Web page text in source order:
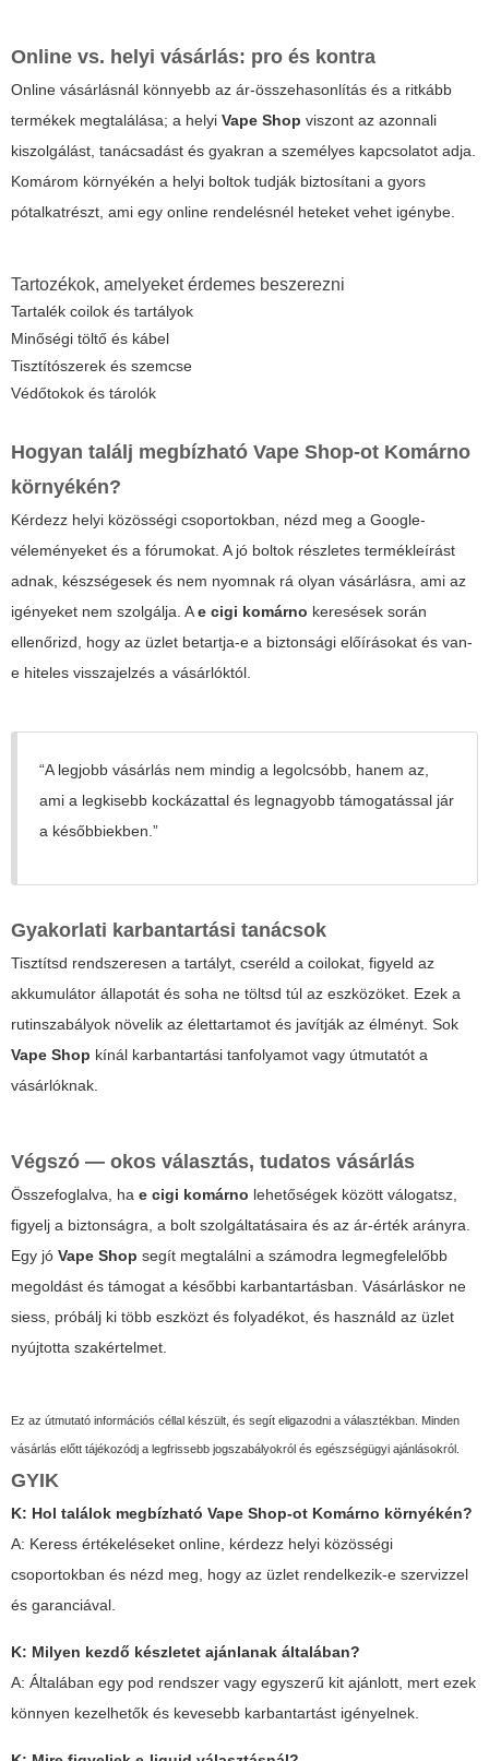
Online vs. helyi vásárlás: pro és kontra
Online vásárlásnál könnyebb az ár-összehasonlítás és a ritkább
termékek megtalálása; a helyi Vape Shop viszont az azonnali
kiszolgálást, tanácsadást és gyakran a személyes kapcsolatot adja.
Komárom környékén a helyi boltok tudják biztosítani a gyors
pótalkatrészt, ami egy online rendelésnél heteket vehet igénybe.
Tartozékok, amelyeket érdemes beszerezni
Tartalék coilok és tartályok
Minőségi töltő és kábel
Tisztítószerek és szemcse
Védőtokok és tárolók
Hogyan találj megbízható Vape Shop-ot Komárno
környékén?
Kérdezz helyi közösségi csoportokban, nézd meg a Google-
véleményeket és a fórumokat. A jó boltok részletes termékleírást
adnak, készségesek és nem nyomnak rá olyan vásárlásra, ami az
igényeket nem szolgálja. Ae cigi komárno keresések során
ellenőrizd, hogy az üzlet betartja-e a biztonsági előírásokat és van-
e hiteles visszajelzés a vásárlóktól.
“A legjobb vásárlás nem mindig a legolcsóbb, hanem az,
ami a legkisebb kockázattal és legnagyobb támogatással jár
a későbbiekben.”
Gyakorlati karbantartási tanácsok
Tisztítsd rendszeresen a tartályt, cseréld a coilokat, figyeld az
akkumulátor állapotát és soha ne töltsd túl az eszközöket. Ezek a
rutinszabályok növelik az élettartamot és javítják az élményt. Sok
Vape Shop kínál karbantartási tanfolyamot vagy útmutatót a
vásárlóknak.
Végszó — okos választás, tudatos vásárlás
Összefoglalva, ha e cigi komárno lehetőségek között válogatsz,
figyelj a biztonságra, a bolt szolgáltatásaira és az ár-érték arányra.
Egy jó Vape Shop segít megtalálni a számodra legmegfelelőbb
megoldást és támogat a későbbi karbantartásban. Vásárláskor ne
siess, próbálj ki több eszközt és folyadékot, és használd az üzlet
nyújtotta szakértelmet.
Ez az útmutató információs céllal készült, és segít eligazodni a választékban. Minden
vásárlás előtt tájékozódj a legfrissebb jogszabályokról és egészségügyi ajánlásokról.
GYIK
K: Hol találok megbízható Vape Shop-ot Komárno környékén?
A: Keress értékeléseket online, kérdezz helyi közösségi
csoportokban és nézd meg, hogy az üzlet rendelkezik-e szervizzel
és garanciával.
K: Milyen kezdő készletet ajánlanak általában?
A: Általában egy pod rendszer vagy egyszerű kit ajánlott, mert ezek
könnyen kezelhetők és kevesebb karbantartást igényelnek.